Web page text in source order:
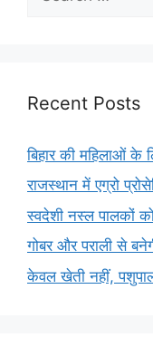
Recent Posts
बिहार की महिलाओं के
राजस्थान में एग्रो
स्वदेशी नस्ल पालकों को
गोबर और पराली से
केवल खेती नहीं,